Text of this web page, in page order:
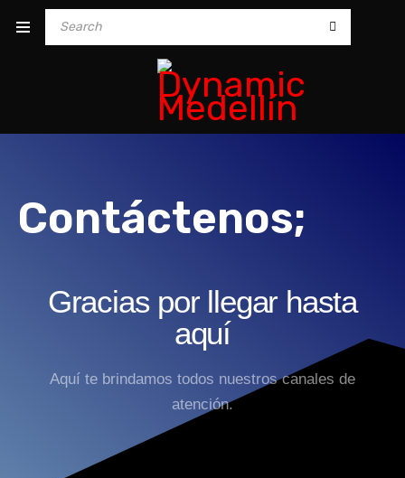
Contáctenos;
Gracias por llegar hasta
aquí
Aquí te brindamos todos nuestros canales de
atención.